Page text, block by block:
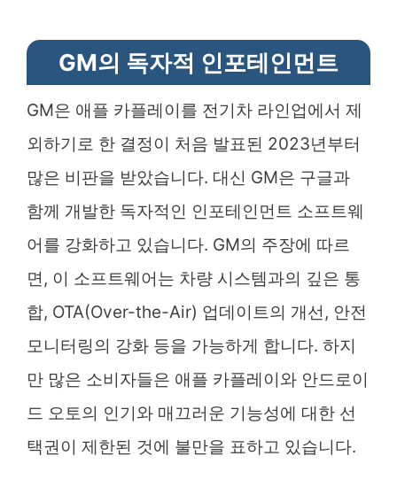
GM의 독자적 인포테인먼트
GM은 애플 카플레이를 전기차 라인업에서 제
외하기로 한 결정이 처음 발표된 2023년부터
많은 비판을 받았습니다. 대신 GM은 구글과
함께 개발한 독자적인 인포테인먼트 소프트웨
어를 강화하고 있습니다. GM의 주장에 따르
면, 이 소프트웨어는 차량 시스템과의 깊은 통
합, OTA(Over-the-Air) 업데이트의 개선, 안전
모니터링의 강화 등을 가능하게 합니다. 하지
만 많은 소비자들은 애플 카플레이와 안드로이
드 오토의 인기와 매끄러운 기능성에 대한 선
택권이 제한된 것에 불만을 표하고 있습니다.